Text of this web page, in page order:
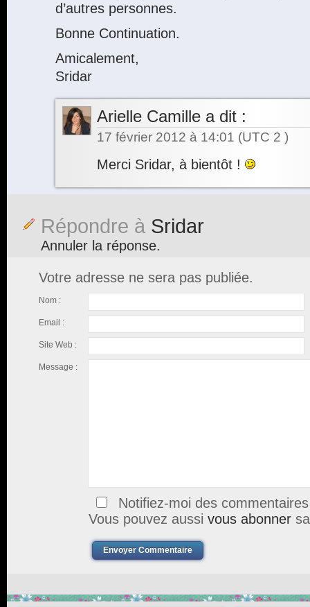
d’autres personnes.
Bonne Continuation.
Amicalement,
Sridar
Arielle Camille a dit :
17 février 2012 à 14:01 (UTC 2 )
Merci Sridar, à bientôt !
Répondre à Sridar
Annuler la réponse.
Votre adresse ne sera pas publiée.
Nom :
Email :
Site Web :
Message :
Notifiez-moi des
Vous pouvez aussi vous abonner
Envoyer Commentaire